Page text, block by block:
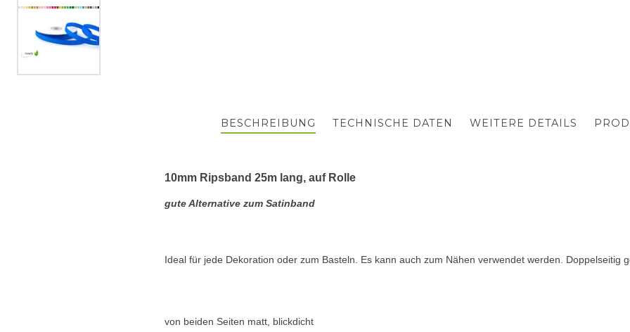
BESCHREIBUNG TECHNISCHE DATEN WEITERE DETAILS
10mm Ripsband 25m lang, auf Rolle
gute Alternative zum Satinband
Ideal für jede Dekoration oder zum Basteln. Es kann auch zum Nähen verwendet werden. Doppelseitig
von beiden Seiten matt, blickdicht